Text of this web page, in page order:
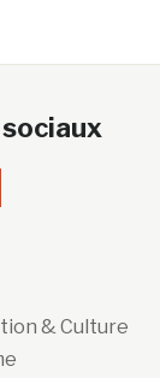
& Culture